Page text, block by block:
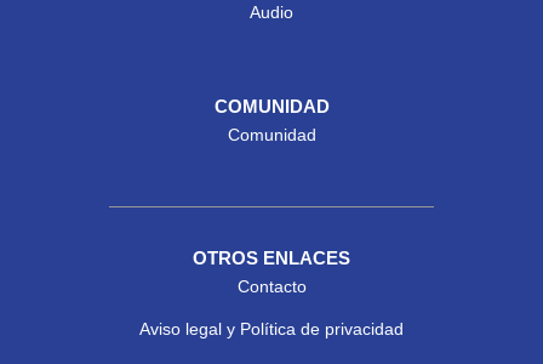
Audio
COMUNIDAD
Comunidad
OTROS ENLACES
Contacto
Aviso legal y Política de privacidad